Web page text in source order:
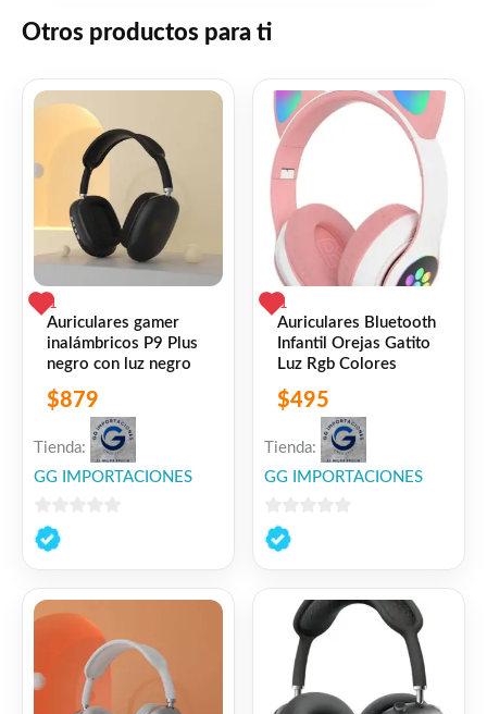
música favorita, atender llamadas y jugar
Share Facebook
WhatsApp
GmailEmail
Copy
Link
Twitter
Share
❤ ME GUSTA
👍 0 personas recomiendan este producto
Otros productos para ti
1
Auriculares gamer
inalámbricos P9 Plus
negro con luz negro
$879
Tienda:
GG IMPORTACIONES
0
de
1
Auriculares Bluetooth
Infantil Orejas Gatito
Luz Rgb Colores
$495
Tienda:
GG IMPORTACIONES
0
de